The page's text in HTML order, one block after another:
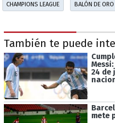
CHAMPIONS LEAGUE BALÓN DE ORO
También te puede
24 de
mete